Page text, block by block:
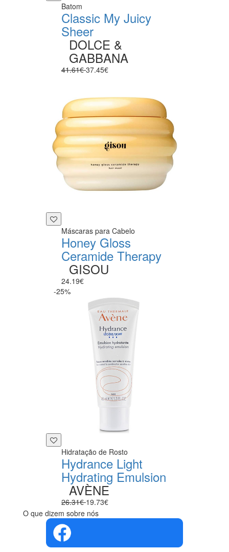
Batom
Classic My Juicy
Sheer
DOLCE &
GABBANA
41.61€37.45€
Máscaras para Cabelo
Honey Gloss
Ceramide Therapy
GISOU
24.19€
-25%
Hidratação de Rosto
Hydrance Light
Hydrating Emulsion
AVÈNE
26.31€19.73€
O que dizem sobre nós